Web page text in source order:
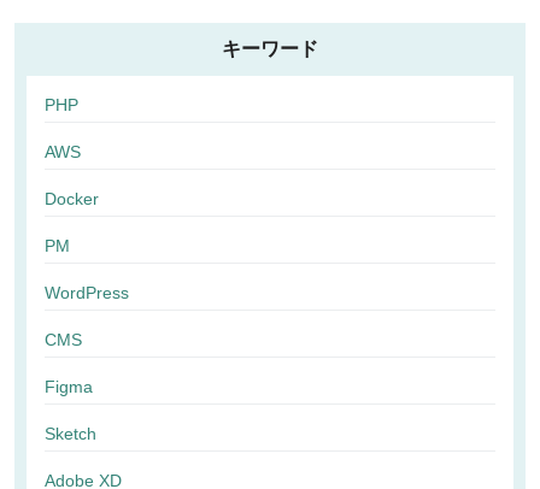
キーワード
PHP
AWS
Docker
PM
WordPress
CMS
Figma
Sketch
Adobe XD